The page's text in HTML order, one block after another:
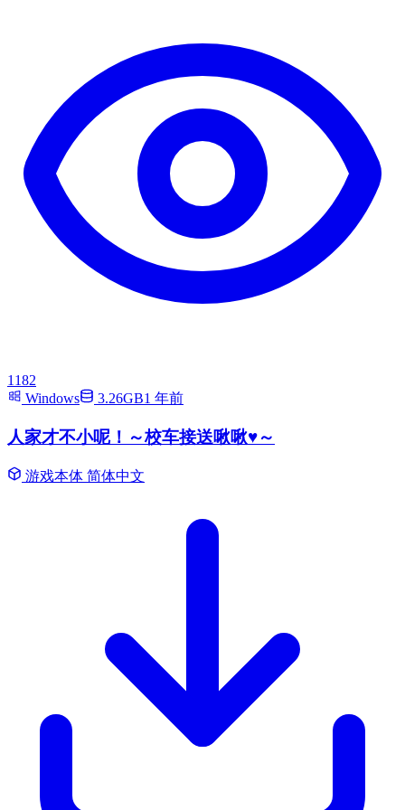
1182
Windows
3.26GB1 年前
人家才不小呢！～校车接送啾啾♥～
游戏本体 简体中文